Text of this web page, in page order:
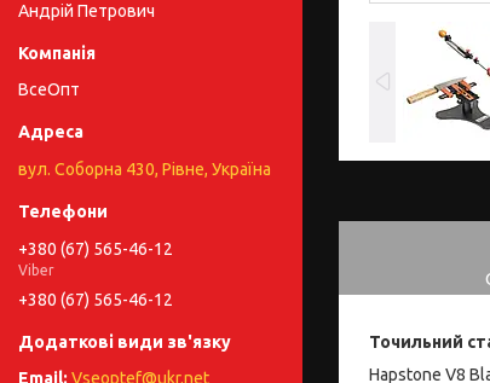
Точильний
Hapstone V8
Андрій Петрович
ВсеОпт
вул. Соборна 430, Рівне, Україна
+380 (67) 565-46-12
Viber
+380 (67) 565-46-12
Vseoptef@ukr.net